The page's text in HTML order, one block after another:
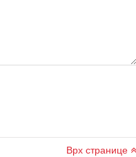
Врх странице